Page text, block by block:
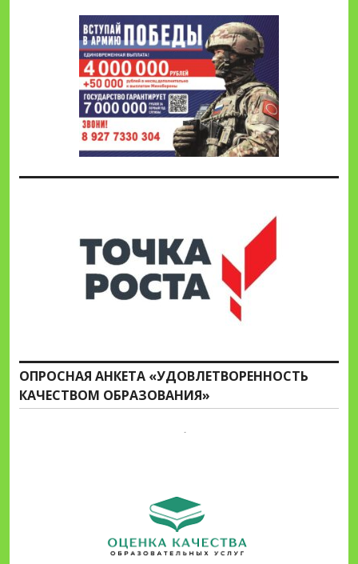
ОПРОСНАЯ АНКЕТА «УДОВЛЕТВОРЕННОСТЬ
КАЧЕСТВОМ ОБРАЗОВАНИЯ»